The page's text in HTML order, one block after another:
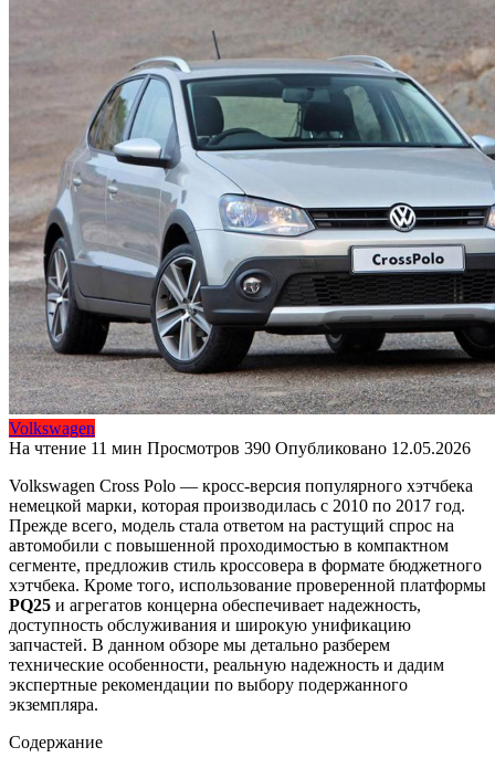
Volkswagen
На чтение 11 мин Просмотров 390 Опубликовано 12.05.2026
Volkswagen Cross Polo — кросс-версия популярного хэтчбека
немецкой марки, которая производилась с 2010 по 2017 год.
Прежде всего, модель стала ответом на растущий спрос на
автомобили с повышенной проходимостью в компактном
сегменте, предложив стиль кроссовера в формате бюджетного
хэтчбека. Кроме того, использование проверенной платформы
PQ25 и агрегатов концерна обеспечивает надежность,
доступность обслуживания и широкую унификацию
запчастей. В данном обзоре мы детально разберем
технические особенности, реальную надежность и дадим
экспертные рекомендации по выбору подержанного
экземпляра.
Содержание